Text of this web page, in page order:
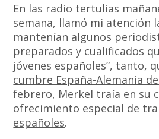
En las radio tertulias
semana, llamó mi atención
mantenían algunos
preparados y cualificados
jóvenes españoles”, tanto,
cumbre España-Alemania
febrero, Merkel traía en su
ofrecimiento especial de
españoles.